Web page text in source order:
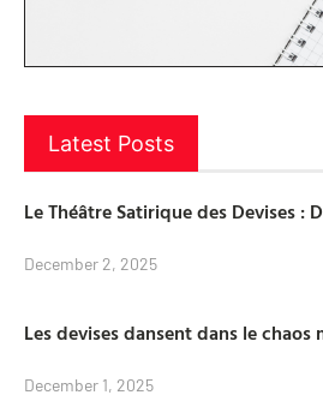
Latest Posts
Le Théâtre Satirique des Devises :
December 2, 2025
Les devises dansent dans le chaos
December 1, 2025